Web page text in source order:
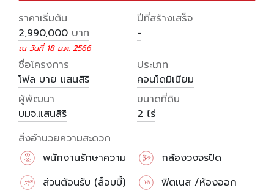
ราคาเริ่มต้น
2,990,000 บาท
ณ วันที่ 18 ม.ค. 2566
ปีที่สร้างเสร็จ
-
ชื่อโครงการ
โฟล บาย แสนสิริ
ประเภท
คอนโดมิเนียม
ผู้พัฒนา
บมจ.แสนสิริ
ขนาดที่ดิน
2 ไร่
สิ่งอำนวยความสะดวก
พนักงานรักษาความ
ปลอดภัย
กล้องวงจรปิด
ส่วนต้อนรับ (ล็อบบี้)
ฟิตเนส /ห้องออก